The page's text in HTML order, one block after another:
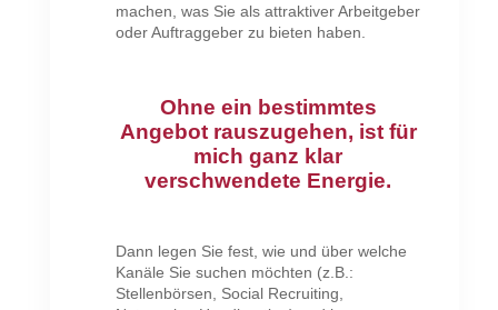
machen, was Sie als attraktiver Arbeitgeber
oder Auftraggeber zu bieten haben.
Ohne ein bestimmtes
Angebot rauszugehen, ist für
mich ganz klar
verschwendete Energie.
Dann legen Sie fest, wie und über welche
Kanäle Sie suchen möchten (z.B.:
Stellenbörsen, Social Recruiting,